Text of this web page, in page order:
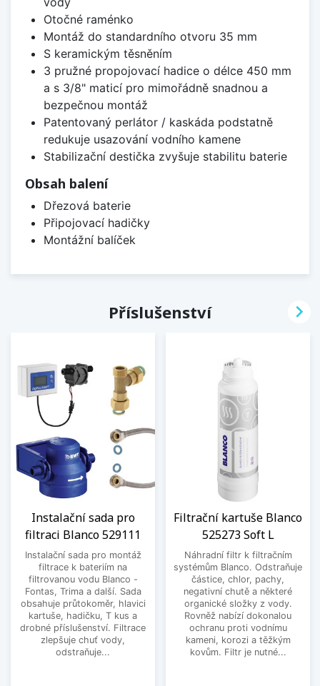
Otočné raménko
Montáž do standardního otvoru 35 mm
S keramickým těsněním
3 pružné propojovací hadice o délce 450 mm
a s 3/8" maticí pro mimořádně snadnou a
bezpečnou montáž
Patentovaný perlátor / kaskáda podstatně
redukuje usazování vodního kamene
Stabilizační destička zvyšuje stabilitu baterie
Obsah balení
Dřezová baterie
Připojovací hadičky
Montážní balíček
Příslušenství
Instalační sada pro
filtraci Blanco 529111
Instalační sada pro montáž
filtrace k bateriím na
filtrovanou vodu Blanco -
Fontas, Trima a další. Sada
obsahuje průtokoměr, hlavici
kartuše, hadičku, T kus a
drobné příslušenství. Filtrace
zlepšuje chuť vody,
odstraňuje...
Filtrační kartuše Blanco
525273 Soft L
Náhradní filtr k filtračním
systémům Blanco. Odstraňuje
částice, chlor, pachy,
negativní chutě a některé
organické složky z vody.
Rovněž nabízí dokonalou
ochranu proti vodnímu
kameni, korozi a těžkým
kovům. Filtr je nutné...
